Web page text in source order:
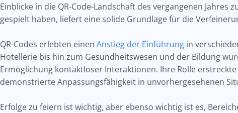
Einblicke in die QR-Code-Landschaft des vergangenen Jahres
gespielt haben, liefert eine solide Grundlage für die
QR-Codes erlebten einen Anstieg der Einführung in
Hotellerie bis hin zum Gesundheitswesen und der Bildung
Ermöglichung kontaktloser Interaktionen. Ihre Rolle
demonstrierte Anpassungsfähigkeit in unvorhergesehenen
Erfolge zu feiern ist wichtig, aber ebenso wichtig ist es,